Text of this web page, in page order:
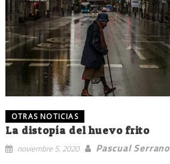
OTRAS NOTICIAS
La distopía del huevo frito
noviembre 5, 2020 Pascual Serrano